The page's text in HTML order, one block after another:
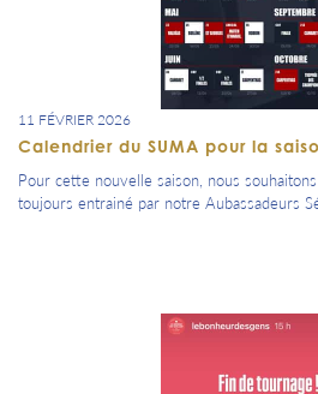
11 FÉVRIER 2026
Calendrier du SUMA pour la
Pour cette nouvelle saison, nous
toujours entrainé par notre Aubassadeurs